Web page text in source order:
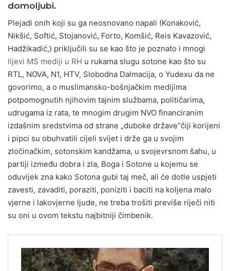
domoljubi.
Plejadi onih koji su ga neosnovano napali (Konaković,
Nikšić, Softić, Stojanović, Forto, Komšić, Reis Kavazović,
Hadžikadić,) priključili su se kao što je poznato i mnogi
lijevi MS mediji u RH u rukama slugu sotone kao što su
RTL, NOVA, N1, HTV, Slobodna Dalmacija, o Yudexu da ne
govorimo, a o muslimansko-bošnjačkim medijima
potpomognutih njihovim tajnim službama, političarima,
udrugama iz rata, te mnogim drugim NVO financiranim
izdašnim sredstvima od strane „duboke države“čiji korijeni
i pipci su obuhvatili cijeli svijet i drže ga u svojim
zločinačkim, sotonskim kandžama, u svojevrsnom šahu, u
partiji između dobra i zla, Boga i Sotone u kojemu se
oduvijek zna kako Sotona gubi taj meč, ali će dotle uspjeti
zavesti, zavaditi, poraziti, poniziti i baciti na koljena malo
vjerne i lakovjerne ljude, ne treba trošiti previše riječi niti
su oni u ovom tekstu najbitniji čimbenik.